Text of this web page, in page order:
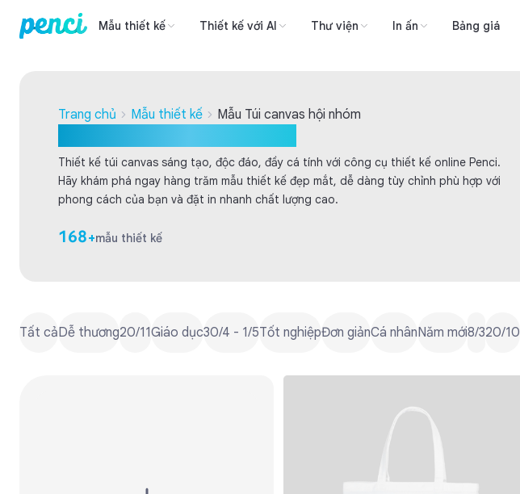
Mẫu thiết kế Thiết kế với AI Thư viện In ấn Bảng giá
Trang chủ Mẫu thiết kế Mẫu Túi canvas hội nhóm
Thiết kế túi canvas sáng tạo, độc đáo, đầy cá tính với công cụ thiết kế online Penci.
Hãy khám phá ngay hàng trăm mẫu thiết kế đẹp mắt, dễ dàng tùy chỉnh phù hợp với
phong cách của bạn và đặt in nhanh chất lượng cao.
168+mẫu thiết kế
Tất cảDễ thương20/11Giáo dục30/4 - 1/5Tốt nghiệpĐơn giảnCá nhânNăm mới8/320/10